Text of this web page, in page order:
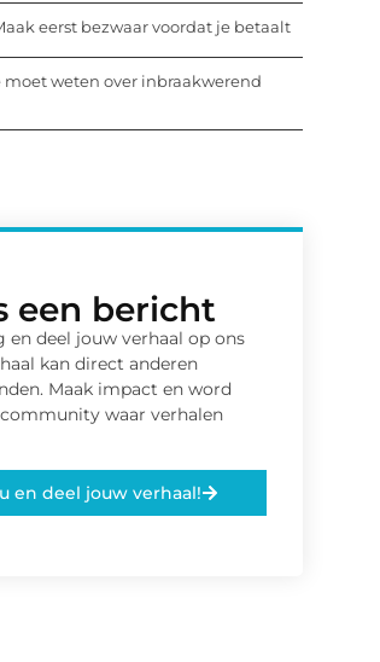
eerst bezwaar voordat je betaalt
moet weten over inbraakwerend
een bericht
en deel jouw verhaal op ons
kan direct anderen
Maak impact en word
waar verhalen
en deel jouw verhaal!